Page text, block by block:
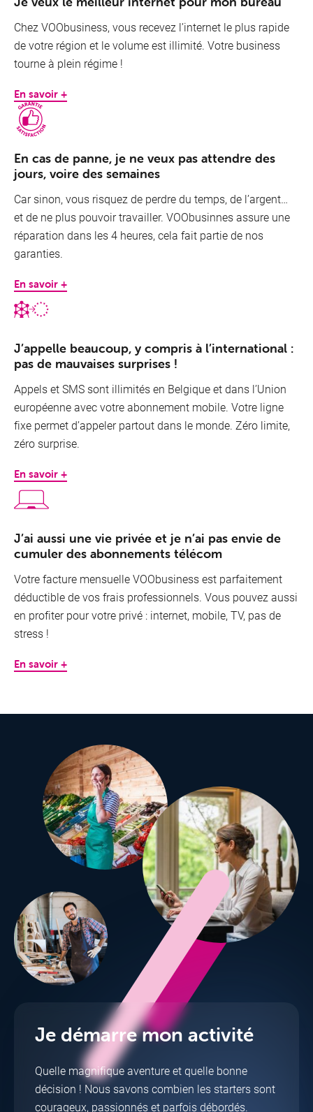
Chez VOObusiness, vous recevez l’internet le plus rapide
de votre région et le volume est illimité. Votre business
tourne à plein régime !
En savoir +
En cas de panne, je ne veux pas attendre des
jours, voire des semaines
Car sinon, vous risquez de perdre du temps, de l’argent…
et de ne plus pouvoir travailler. VOObusinnes assure une
réparation dans les 4 heures, cela fait partie de nos
garanties.
En savoir +
J’appelle beaucoup, y compris à l’international :
pas de mauvaises surprises !
Appels et SMS sont illimités en Belgique et dans l’Union
européenne avec votre abonnement mobile. Votre ligne
fixe permet d’appeler partout dans le monde. Zéro limite,
zéro surprise.
En savoir +
J’ai aussi une vie privée et je n’ai pas envie de
cumuler des abonnements télécom
Votre facture mensuelle VOObusiness est parfaitement
déductible de vos frais professionnels. Vous pouvez aussi
en profiter pour votre privé : internet, mobile, TV, pas de
stress !
En savoir +
Je démarre mon activité
Quelle magnifique aventure et quelle bonne
décision ! Nous savons combien les starters sont
courageux, passionnés et parfois débordés.